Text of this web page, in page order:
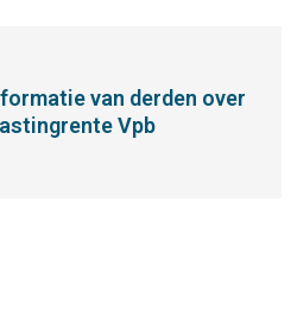
van derden over
Vpb